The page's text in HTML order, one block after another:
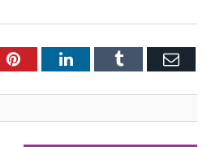
PinterestLinkedInTumblr Email